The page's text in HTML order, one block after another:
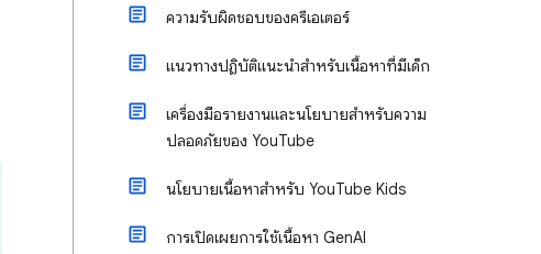
ความรับผิดชอบของครีเอเตอร์
แนวทางปฏิบัติแนะนำสำหรับเนื้อหาที่มีเด็ก
เครื่องมือรายงานและนโยบายสำหรับความ
ปลอดภัยของ YouTube
นโยบายเนื้อหาสำหรับ YouTube Kids
การเปิดเผยการใช้เนื้อหา GenAI